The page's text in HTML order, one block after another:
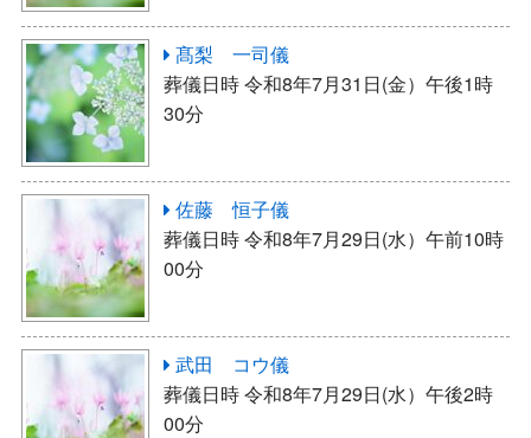
髙梨 一司儀
葬儀日時 令和8年7月31日(金）午後1時
30分
佐藤 恒子儀
葬儀日時 令和8年7月29日(水）午前10時
00分
武田 コウ儀
葬儀日時 令和8年7月29日(水）午後2時
00分